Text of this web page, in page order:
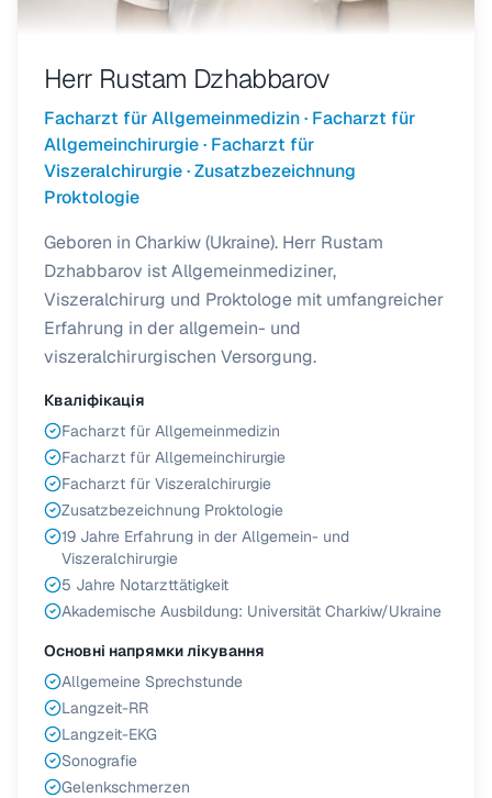
Herr Rustam Dzhabbarov
Facharzt für Allgemeinmedizin · Facharzt für
Allgemeinchirurgie · Facharzt für
Viszeralchirurgie · Zusatzbezeichnung
Proktologie
Geboren in Charkiw (Ukraine). Herr Rustam
Dzhabbarov ist Allgemeinmediziner,
Viszeralchirurg und Proktologe mit umfangreicher
Erfahrung in der allgemein- und
viszeralchirurgischen Versorgung.
Кваліфікація
Facharzt für Allgemeinmedizin
Facharzt für Allgemeinchirurgie
Facharzt für Viszeralchirurgie
Zusatzbezeichnung Proktologie
19 Jahre Erfahrung in der Allgemein- und
Viszeralchirurgie
5 Jahre Notarzttätigkeit
Akademische Ausbildung: Universität Charkiw/Ukraine
Основні напрямки лікування
Allgemeine Sprechstunde
Langzeit-RR
Langzeit-EKG
Sonografie
Gelenkschmerzen